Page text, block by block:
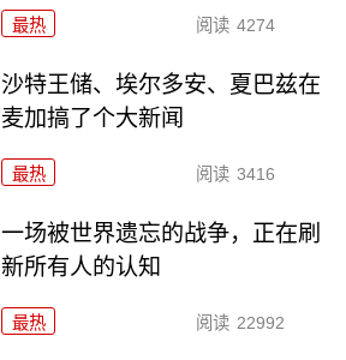
最热 阅读 4274
沙特王储、埃尔多安、夏巴兹在
麦加搞了个大新闻
最热 阅读 3416
一场被世界遗忘的战争，正在刷
新所有人的认知
最热 阅读 22992